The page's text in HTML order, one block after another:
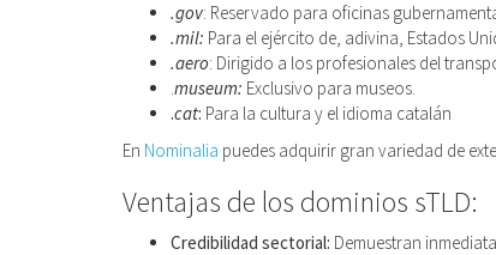
.gov: Reservado para oficinas
.mil: Para el ejército de, adivina, Estados
.aero: Dirigido a los profesionales del
.museum: Exclusivo para museos.
.cat: Para la cultura y el idioma catalán
En Nominalia puedes adquirir gran variedad de
Ventajas de los dominios sTLD:
Credibilidad sectorial: Demuestran